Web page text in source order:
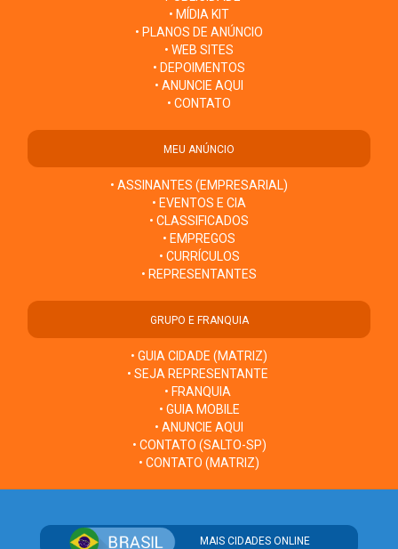
• MÍDIA KIT
• PLANOS DE ANÚNCIO
• WEB SITES
• DEPOIMENTOS
• ANUNCIE AQUI
• CONTATO
MEU ANÚNCIO
• ASSINANTES (EMPRESARIAL)
• EVENTOS E CIA
• CLASSIFICADOS
• EMPREGOS
• CURRÍCULOS
• REPRESENTANTES
GRUPO E FRANQUIA
• GUIA CIDADE (MATRIZ)
• SEJA REPRESENTANTE
• FRANQUIA
• GUIA MOBILE
• ANUNCIE AQUI
• CONTATO (SALTO-SP)
• CONTATO (MATRIZ)
MAIS CIDADES ONLINE